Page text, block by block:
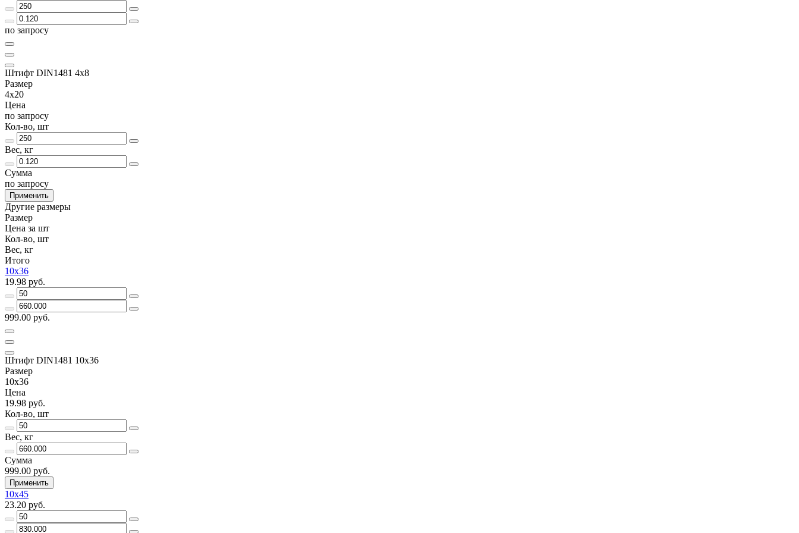
по запросу
Штифт DIN1481 4х8
Размер
4х20
Цена
по запросу
Кол-во, шт
Вес, кг
Сумма
по запросу
Применить
Другие размеры
Размер
Цена за шт
Кол-во, шт
Вес, кг
Итого
10х36
19.98 руб.
999.00 руб.
Штифт DIN1481 10х36
Размер
10х36
Цена
19.98 руб.
Кол-во, шт
Вес, кг
Сумма
999.00 руб.
Применить
10х45
23.20 руб.